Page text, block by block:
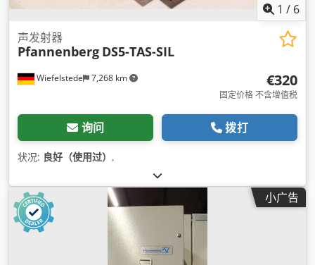
1 / 6
Wiefelstede 7,268 km
声发射器
Pfannenberg DS5-TAS-SIL
€320
固定价格 不含增值税
询问 拨打
状况: 良好（使用过） ,
小广告